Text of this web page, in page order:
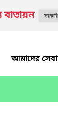
বাতায়ন
আমাদের সেবা